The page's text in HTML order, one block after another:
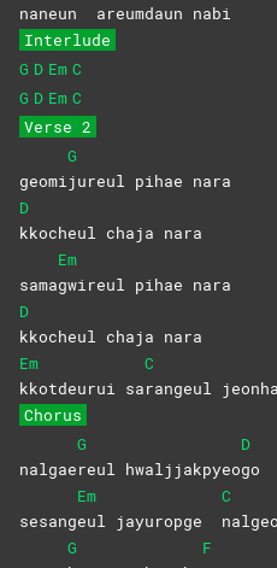
naneun areumdaun nabi
Interlude
G D Em C
G D Em C
Verse 2
geomi
G
jureul pihae nara
D
kkocheul chaja nara
sama
Em
gwireul pihae nara
D
kkocheul chaja nara
Em
kkotdeurui sa
C
rangeul
Chorus
nalgae
G
reul hwaljjakpyeo
D
go
sesang
Em
eul jayuropge
C
G
F